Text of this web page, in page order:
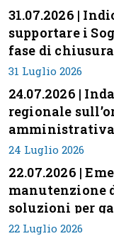
31.07.2026 |
supportare i
fase di
31 Luglio 2026
24.07.2026 |
regionale
professionali e
nei piccoli
24 Luglio 2026
22.07.2026 |
manutenzione
soluzioni per
servizi
22 Luglio 2026